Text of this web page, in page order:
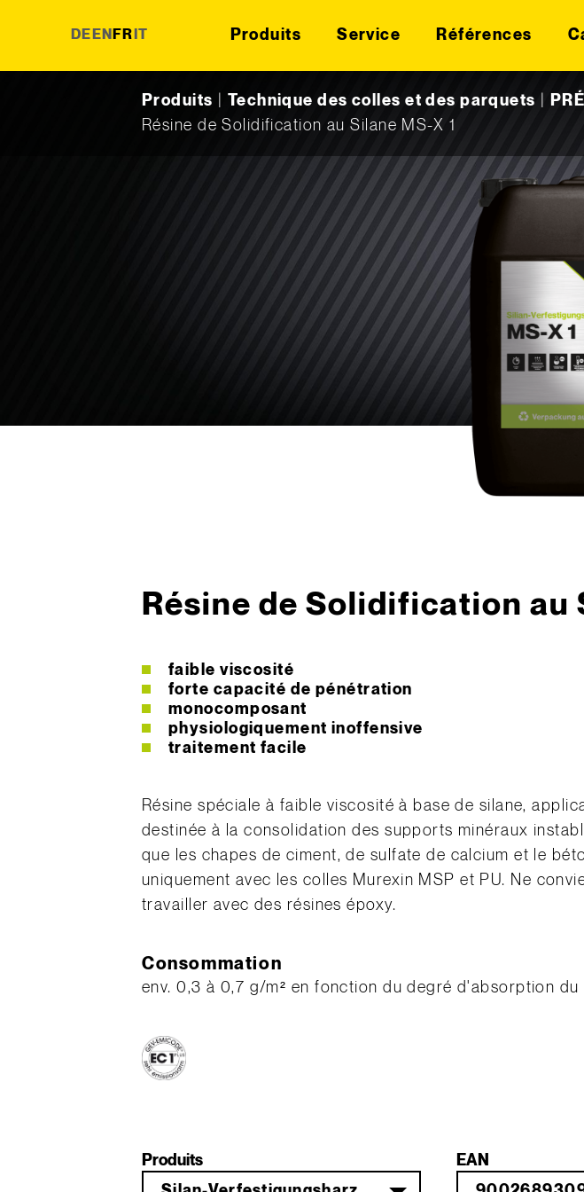
DE EN FR IT Produits Service Références
Produits Technique des colles et des parquets
Résine de Solidification au Silane MS-X 1
Résine de Solidification au
faible viscosité
forte capacité de pénétration
monocomposant
physiologiquement inoffensive
traitement facile
Résine spéciale à faible viscosité à base de silane,
destinée à la consolidation des supports minéraux
que les chapes de ciment, de sulfate de calcium et le
uniquement avec les colles Murexin MSP et PU. Ne
travailler avec des résines époxy.
Consommation
env. 0,3 à 0,7 g/m² en fonction du degré d'absorption
Produits
EAN